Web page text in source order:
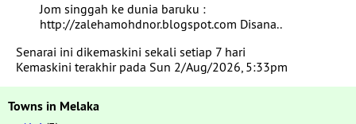
Jom singgah ke dunia baruku :
http://zalehamohdnor.blogspot.com Disana..
Senarai ini dikemaskini sekali setiap 7 hari
Kemaskini terakhir pada Sun 2/Aug/2026, 5:33pm
Towns in Melaka